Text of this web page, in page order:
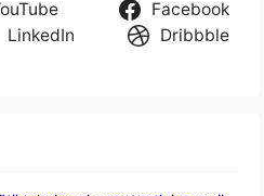
Facebook
LinkedIn Dribbble